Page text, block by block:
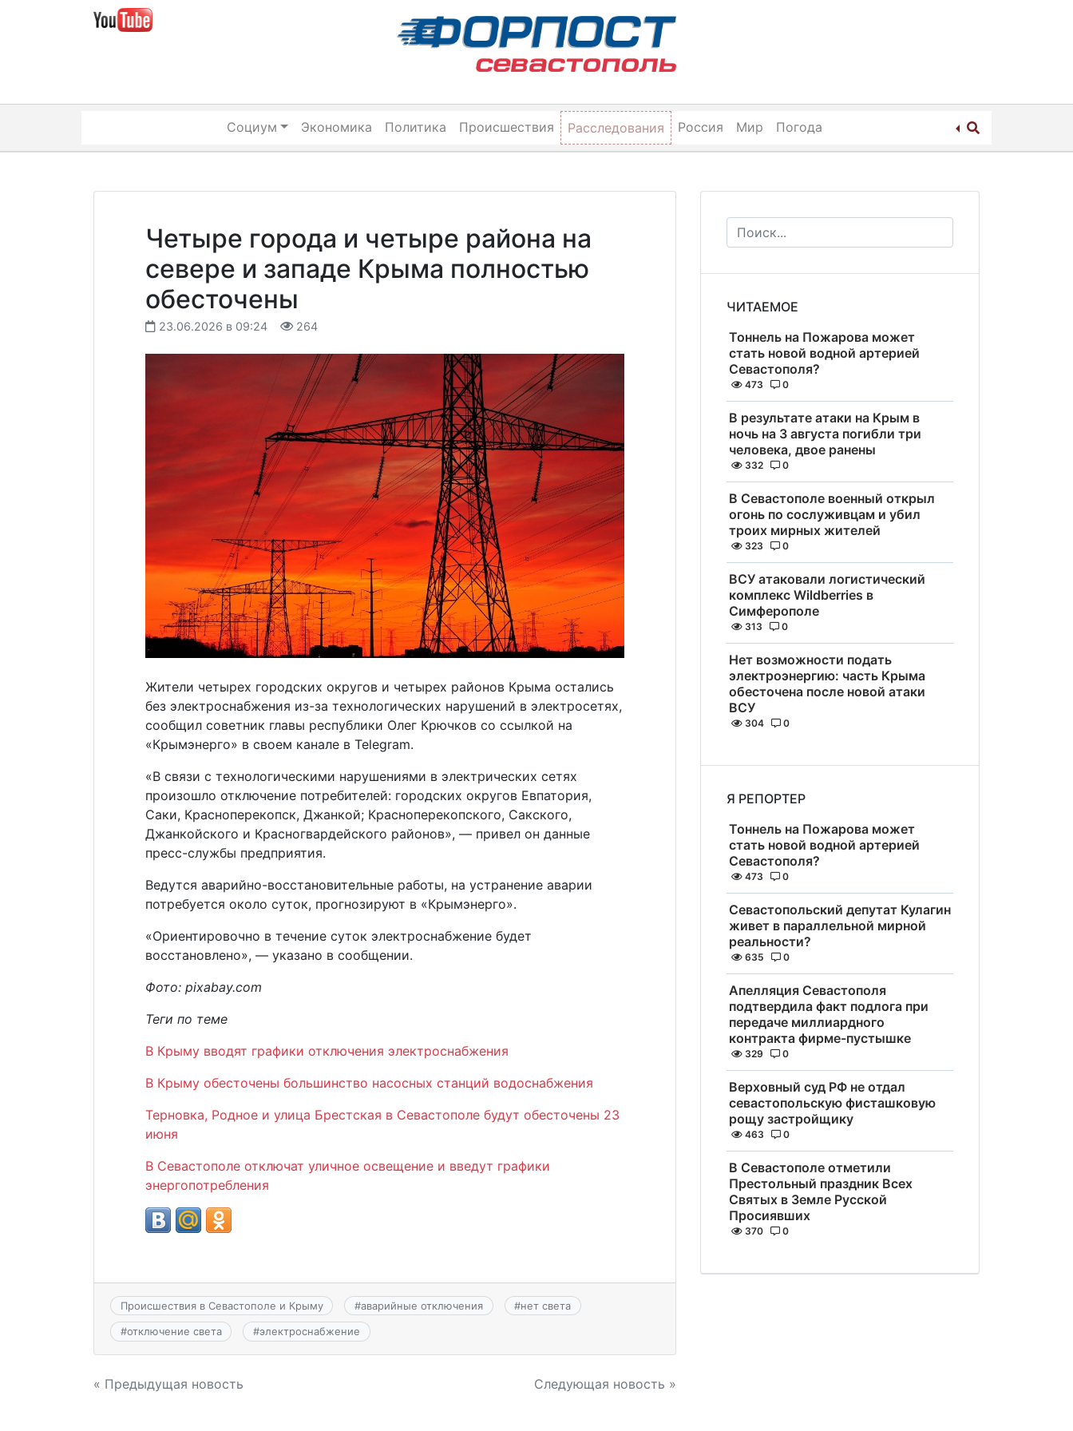
Социум Экономика Политика Происшествия Расследования Россия Мир Погода
Четыре города и четыре района на
севере и западе Крыма полностью
обесточены
23.06.2026 в 09:24 264
Жители четырех городских округов и четырех районов Крыма остались
без электроснабжения из-за технологических нарушений в электросетях,
сообщил советник главы республики Олег Крючков со ссылкой на
«Крымэнерго» в своем канале в Telegram.
«В связи с технологическими нарушениями в электрических сетях
произошло отключение потребителей: городских округов Евпатория,
Саки, Красноперекопск, Джанкой; Красноперекопского, Сакского,
Джанкойского и Красногвардейского районов», — привел он данные
пресс-службы предприятия.
Ведутся аварийно-восстановительные работы, на устранение аварии
потребуется около суток, прогнозируют в «Крымэнерго».
«Ориентировочно в течение суток электроснабжение будет
восстановлено», — указано в сообщении.
Фото: pixabay.com
Теги по теме
В Крыму вводят графики отключения электроснабжения
В Крыму обесточены большинство насосных станций водоснабжения
Терновка, Родное и улица Брестская в Севастополе будут обесточены 23
июня
В Севастополе отключат уличное освещение и введут графики
энергопотребления
Происшествия в Севастополе и Крыму #аварийные отключения #нет света
#отключение света #электроснабжение
Навигация
« Предыдущая новость Следующая новость »
ЧИТАЕМОЕ
Тоннель на Пожарова может
стать новой водной артерией
Севастополя?
473 0
В результате атаки на Крым в
ночь на 3 августа погибли три
человека, двое ранены
332 0
В Севастополе военный открыл
огонь по сослуживцам и убил
троих мирных жителей
323 0
ВСУ атаковали логистический
комплекс Wildberries в
Симферополе
313 0
Нет возможности подать
электроэнергию: часть Крыма
обесточена после новой атаки
ВСУ
304 0
Я РЕПОРТЕР
Тоннель на Пожарова может
стать новой водной артерией
Севастополя?
473 0
Севастопольский депутат Кулагин
живет в параллельной мирной
реальности?
635 0
Апелляция Севастополя
подтвердила факт подлога при
передаче миллиардного
контракта фирме-пустышке
329 0
Верховный суд РФ не отдал
севастопольскую фисташковую
рощу застройщику
463 0
В Севастополе отметили
Престольный праздник Всех
Святых в Земле Русской
Просиявших
370 0